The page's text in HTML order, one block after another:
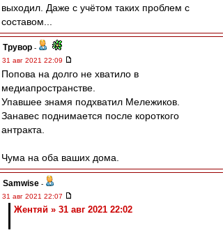
выходил. Даже с учётом таких проблем с
составом...
Трувор -
31 авг 2021 22:09
Попова на долго не хватило в
медиапространстве.
Упавшее знамя подхватил Мележиков.
Занавес поднимается после короткого
антракта.
Чума на оба ваших дома.
Samwise -
31 авг 2021 22:07
Жентяй » 31 авг 2021 22:02